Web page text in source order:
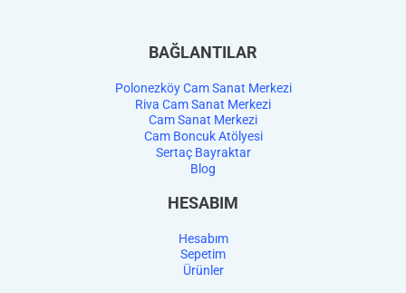
BAĞLANTILAR
Polonezköy Cam Sanat Merkezi
Riva Cam Sanat Merkezi
Cam Sanat Merkezi
Cam Boncuk Atölyesi
Sertaç Bayraktar
Blog
HESABIM
Hesabım
Sepetim
Ürünler